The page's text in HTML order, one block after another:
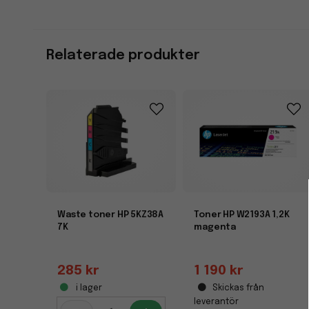
Relaterade produkter
Waste toner HP 5KZ38A
7K
285 kr
i lager
Toner HP W2193A 1,2K
magenta
1 190 kr
Skickas från
leverantör